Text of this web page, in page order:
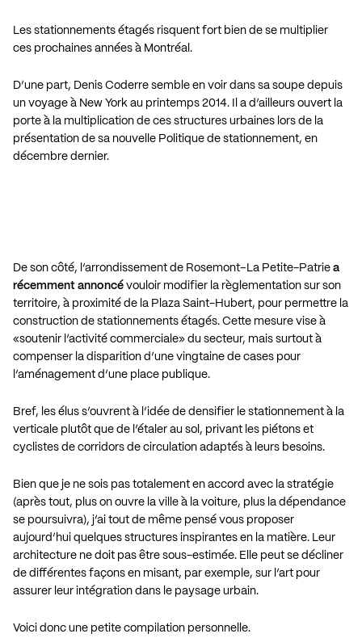
Les stationnements étagés risquent fort bien de se multiplier
ces prochaines années à Montréal.
D’une part, Denis Coderre semble en voir dans sa soupe depuis
un voyage à New York au printemps 2014. Il a d’ailleurs ouvert la
porte à la multiplication de ces structures urbaines lors de la
présentation de sa nouvelle Politique de stationnement, en
décembre dernier.
De son côté, l’arrondissement de Rosemont–La Petite-Patrie a
récemment annoncé vouloir modifier la règlementation sur son
territoire, à proximité de la Plaza Saint-Hubert, pour permettre la
construction de stationnements étagés. Cette mesure vise à
«soutenir l’activité commerciale» du secteur, mais surtout à
compenser la disparition d’une vingtaine de cases pour
l’aménagement d’une place publique.
Bref, les élus s’ouvrent à l’idée de densifier le stationnement à la
verticale plutôt que de l’étaler au sol, privant les piétons et
cyclistes de corridors de circulation adaptés à leurs besoins.
Bien que je ne sois pas totalement en accord avec la stratégie
(après tout, plus on ouvre la ville à la voiture, plus la dépendance
se poursuivra), j’ai tout de même pensé vous proposer
aujourd’hui quelques structures inspirantes en la matière. Leur
architecture ne doit pas être sous-estimée. Elle peut se décliner
de différentes façons en misant, par exemple, sur l’art pour
assurer leur intégration dans le paysage urbain.
Voici donc une petite compilation personnelle.